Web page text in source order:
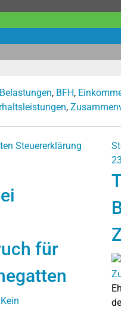
, BFH,
,
Steuererklärung
für